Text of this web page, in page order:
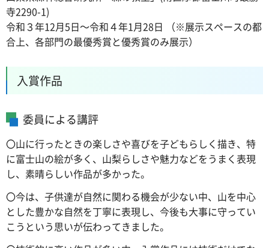
寺2290-1)
令和３年12月5日～令和４年1月28日 （※展示スペースの都
合上、各部門の最優秀賞と優秀賞のみ展示）
入賞作品
委員による講評
〇山に行ったときの楽しさや喜びを子どもらしく描き、特
に富士山の絵が多く、山梨らしさや魅力などをうまく表現
し、素晴らしい作品が多かった。
〇今は、子供達が自然に関わる機会が少ない中、山を中心
とした豊かな自然を丁寧に表現し、今後も大事に守ってい
こうという思いが伝わってきました。